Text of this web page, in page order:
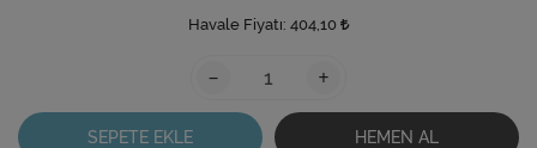
Havale Fiyatı: 404,10
- +
SEPETE EKLE HEMEN AL